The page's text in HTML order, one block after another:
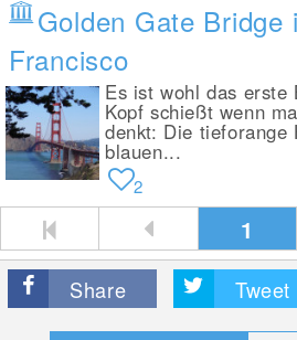
Golden Gate Bridge
Francisco
Es ist wohl das erste
Kopf schießt wenn
denkt: Die tieforange
blauen...
2
1
Share Tweet